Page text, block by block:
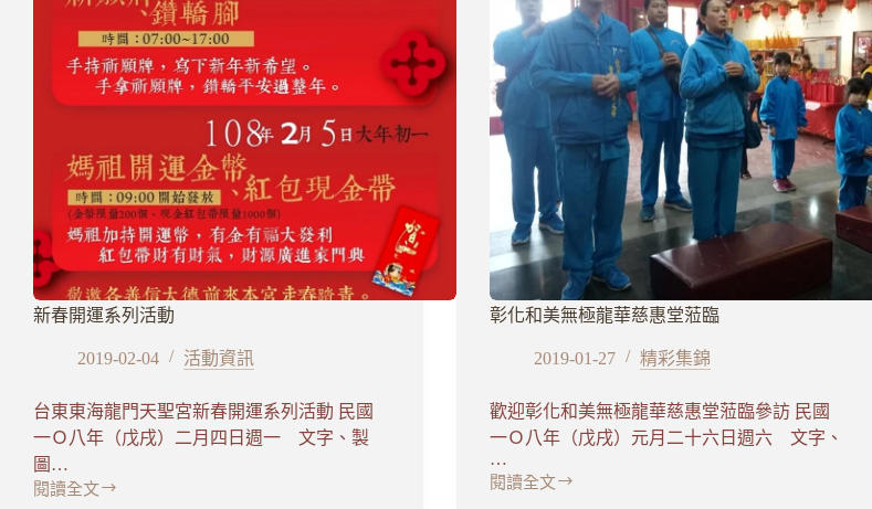
新春開運系列活動
2019-02-04 活動資訊
台東東海龍門天聖宮新春開運系列活動 民國
一Ｏ八年（戊戌）二月四日週一 文字、製
圖…
閱讀全文
新
彰化和美無極龍華慈惠堂蒞臨
2019-01-27 精彩集錦
歡迎彰化和美無極龍華慈惠堂蒞臨參訪 民國
一Ｏ八年（戊戌）元月二十六日週六 文字、
…
閱讀全文
彰